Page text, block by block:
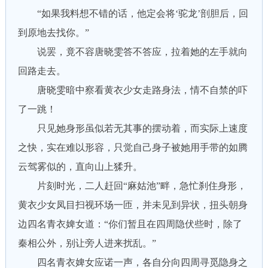
“如果我料想不错的话，他定会将‘驼龙’剖胆后，回
到原地去找你。”
说罢，竟不容唐晓雯答不答应，拉着她的左手就向
回路走去。
唐晓雯暗中察看黄衣少女走路身法，情不自禁的吓
了一跳！
只见她身形虽似若无其事的摆动着，而实际上速度
之快，实在难以形容，只觉自己身子被她用手带的如腾
云驾雾似的，直向山上猱升。
片刻时光，二人赶回“麻姑池”畔，急忙刹住身形，
黄衣少女凤目扫视环场一匝，并未见到异状，扭头朝身
边四名青衣婢女道：“你们暂且在四周隐伏些时，除了
秦相公外，别让旁人进来扰乱。”
四名青衣婢女应诺一声，各自分向四周寻觅隐身之